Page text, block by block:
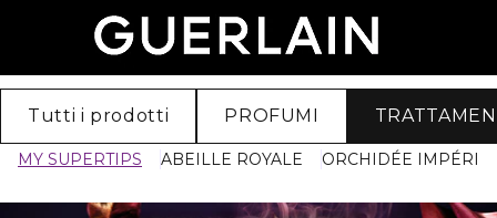
Tutti i prodotti PROFUMI
MY SUPERTIPS ABEILLE ROYALE ORCHIDÉE